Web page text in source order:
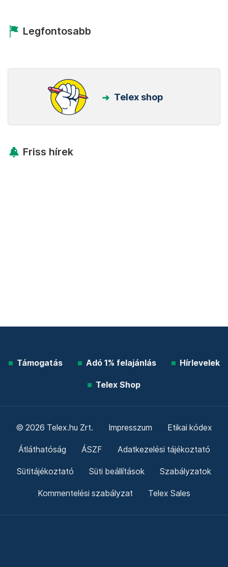
Legfontosabb
Telex shop
Friss hírek
Támogatás Adó 1% felajánlás Hírlevelek
Telex Shop
© 2026 Telex.hu Zrt. Impresszum Etikai kódex
Átláthatóság ÁSZF Adatkezelési tájékoztató
Sütitájékoztató Süti beállítások Szabályzatok
Kommentelési szabályzat Telex Sales